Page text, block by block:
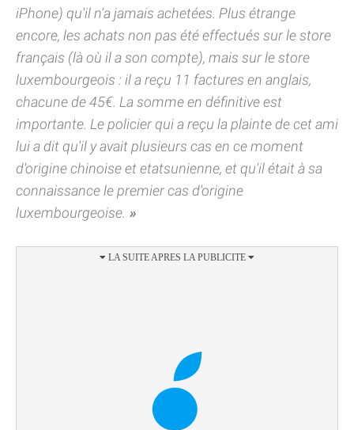
iPhone) qu'il n'a jamais achetées. Plus étrange
encore, les achats non pas été effectués sur le store
français (là où il a son compte), mais sur le store
luxembourgeois : il a reçu 11 factures en anglais,
chacune de 45€. La somme en définitive est
importante. Le policier qui a reçu la plainte de cet ami
lui a dit qu'il y avait plusieurs cas en ce moment
d'origine chinoise et etatsunienne, et qu'il était à sa
connaissance le premier cas d'origine
luxembourgeoise.